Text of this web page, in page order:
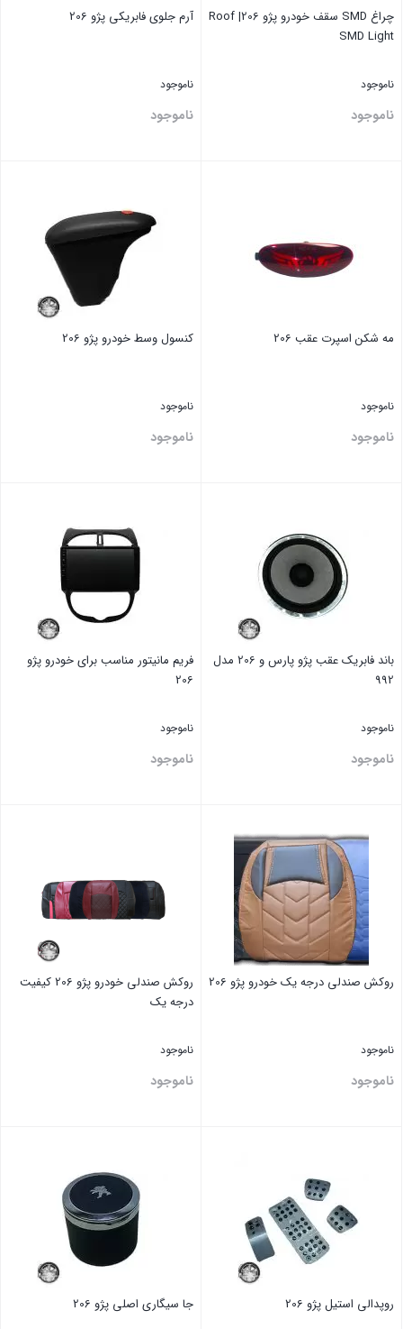
چراغ SMD سقف خودرو پژو 206| Roof
SMD Light
ناموجود
ناموجود
آرم جلوی فابریکی پژو 206
ناموجود
ناموجود
مه شکن اسپرت عقب 206
ناموجود
ناموجود
کنسول وسط خودرو پژو 206
ناموجود
ناموجود
باند فابریک عقب پژو پارس و 206 مدل
992
ناموجود
ناموجود
فریم مانیتور مناسب برای خودرو پژو
206
ناموجود
ناموجود
روکش صندلی درجه یک خودرو پژو 206
ناموجود
ناموجود
روکش صندلی خودرو پژو 206 کیفیت
درجه یک
ناموجود
ناموجود
روپدالی استیل پژو 206 جا سیگاری اصلی پژو 206